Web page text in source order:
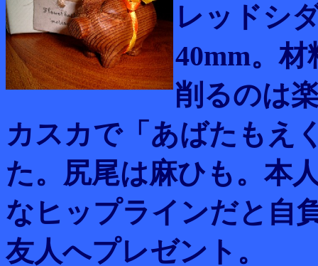
レッドシ
40mm。
削るのは
カスカで「あばたもえ
た。尻尾は麻ひも。本
なヒップラインだと自
友人へプレゼント。